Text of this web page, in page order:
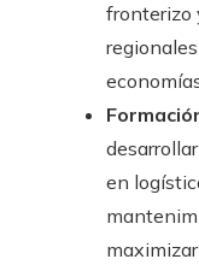
fronterizo
en